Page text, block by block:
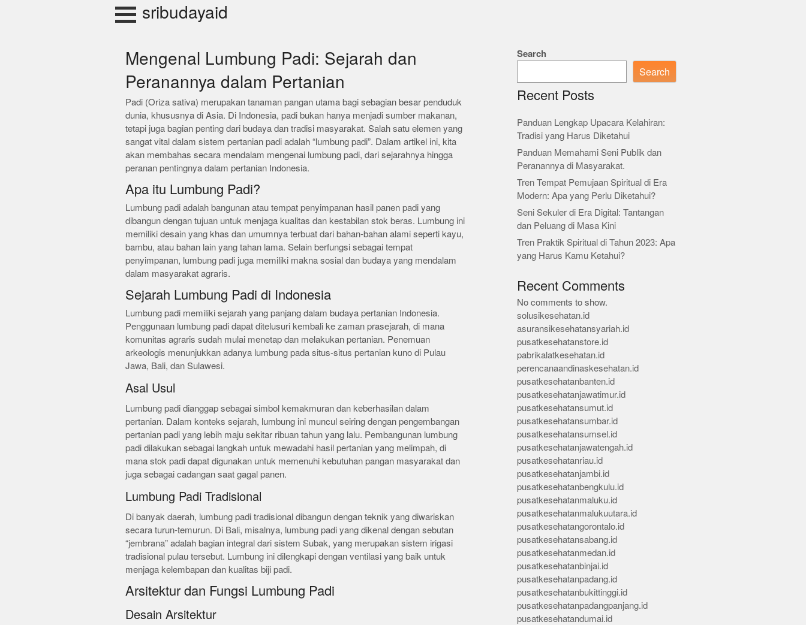
sribudayaid
Mengenal Lumbung Padi: Sejarah dan
Peranannya dalam Pertanian
Padi (Oriza sativa) merupakan tanaman pangan utama bagi sebagian besar penduduk
dunia, khususnya di Asia. Di Indonesia, padi bukan hanya menjadi sumber makanan,
tetapi juga bagian penting dari budaya dan tradisi masyarakat. Salah satu elemen yang
sangat vital dalam sistem pertanian padi adalah “lumbung padi”. Dalam artikel ini, kita
akan membahas secara mendalam mengenai lumbung padi, dari sejarahnya hingga
peranan pentingnya dalam pertanian Indonesia.
Apa itu Lumbung Padi?
Lumbung padi adalah bangunan atau tempat penyimpanan hasil panen padi yang
dibangun dengan tujuan untuk menjaga kualitas dan kestabilan stok beras. Lumbung ini
memiliki desain yang khas dan umumnya terbuat dari bahan-bahan alami seperti kayu,
bambu, atau bahan lain yang tahan lama. Selain berfungsi sebagai tempat
penyimpanan, lumbung padi juga memiliki makna sosial dan budaya yang mendalam
dalam masyarakat agraris.
Sejarah Lumbung Padi di Indonesia
Lumbung padi memiliki sejarah yang panjang dalam budaya pertanian Indonesia.
Penggunaan lumbung padi dapat ditelusuri kembali ke zaman prasejarah, di mana
komunitas agraris sudah mulai menetap dan melakukan pertanian. Penemuan
arkeologis menunjukkan adanya lumbung pada situs-situs pertanian kuno di Pulau
Jawa, Bali, dan Sulawesi.
Asal Usul
Lumbung padi dianggap sebagai simbol kemakmuran dan keberhasilan dalam
pertanian. Dalam konteks sejarah, lumbung ini muncul seiring dengan pengembangan
pertanian padi yang lebih maju sekitar ribuan tahun yang lalu. Pembangunan lumbung
padi dilakukan sebagai langkah untuk mewadahi hasil pertanian yang melimpah, di
mana stok padi dapat digunakan untuk memenuhi kebutuhan pangan masyarakat dan
juga sebagai cadangan saat gagal panen.
Lumbung Padi Tradisional
Di banyak daerah, lumbung padi tradisional dibangun dengan teknik yang diwariskan
secara turun-temurun. Di Bali, misalnya, lumbung padi yang dikenal dengan sebutan
“jembrana” adalah bagian integral dari sistem Subak, yang merupakan sistem irigasi
tradisional pulau tersebut. Lumbung ini dilengkapi dengan ventilasi yang baik untuk
menjaga kelembapan dan kualitas biji padi.
Arsitektur dan Fungsi Lumbung Padi
Desain Arsitektur
Search
Search
Recent Posts
Panduan Lengkap Upacara Kelahiran:
Tradisi yang Harus Diketahui
Panduan Memahami Seni Publik dan
Peranannya di Masyarakat.
Tren Tempat Pemujaan Spiritual di Era
Modern: Apa yang Perlu Diketahui?
Seni Sekuler di Era Digital: Tantangan
dan Peluang di Masa Kini
Tren Praktik Spiritual di Tahun 2023: Apa
yang Harus Kamu Ketahui?
Recent Comments
No comments to show.
solusikesehatan.id
asuransikesehatansyariah.id
pusatkesehatanstore.id
pabrikalatkesehatan.id
perencanaandinaskesehatan.id
pusatkesehatanbanten.id
pusatkesehatanjawatimur.id
pusatkesehatansumut.id
pusatkesehatansumbar.id
pusatkesehatansumsel.id
pusatkesehatanjawatengah.id
pusatkesehatanriau.id
pusatkesehatanjambi.id
pusatkesehatanbengkulu.id
pusatkesehatanmaluku.id
pusatkesehatanmalukuutara.id
pusatkesehatangorontalo.id
pusatkesehatansabang.id
pusatkesehatanmedan.id
pusatkesehatanbinjai.id
pusatkesehatanpadang.id
pusatkesehatanbukittinggi.id
pusatkesehatanpadangpanjang.id
pusatkesehatandumai.id